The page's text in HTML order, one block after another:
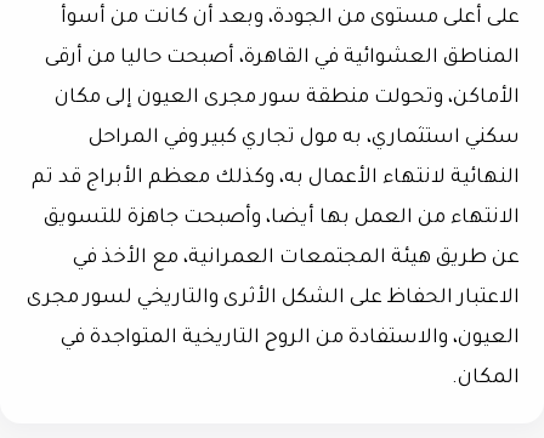
على أعلى مستوى من الجودة، وبعد أن كانت من أسوأ
المناطق العشوائية في القاهرة، أصبحت حاليا من أرقى
الأماكن، وتحولت منطقة سور مجرى العيون إلى مكان
سكني استثماري، به مول تجاري كبير وفي المراحل
النهائية لانتهاء الأعمال به، وكذلك معظم الأبراج قد تم
الانتهاء من العمل بها أيضا، وأصبحت جاهزة للتسويق
عن طريق هيئة المجتمعات العمرانية، مع الأخذ في
الاعتبار الحفاظ على الشكل الأثرى والتاريخي لسور مجرى
العيون، والاستفادة من الروح التاريخية المتواجدة في
المكان.